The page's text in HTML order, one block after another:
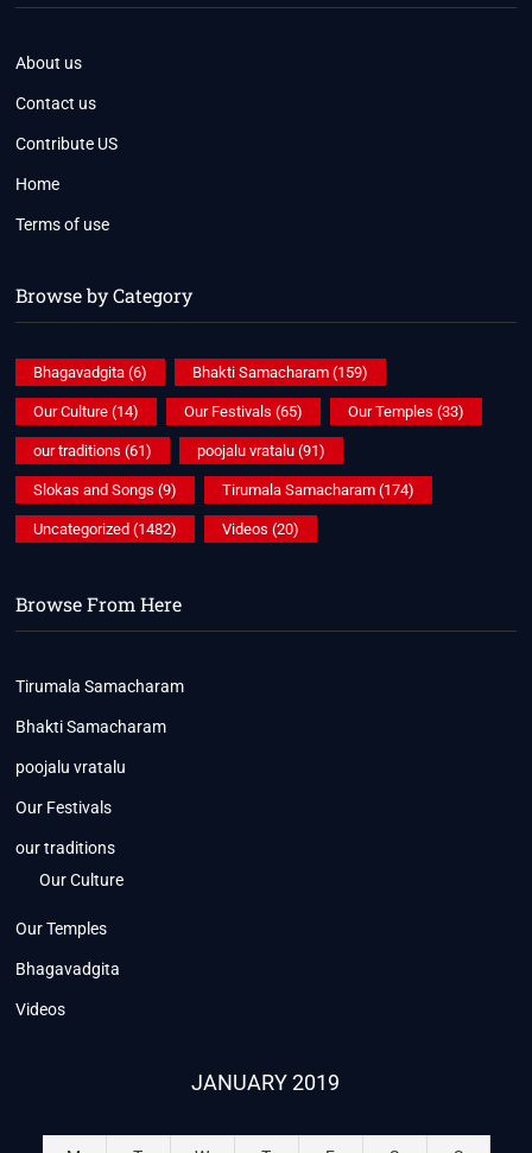
About us
Contact us
Contribute US
Home
Terms of use
Browse by Category
Bhagavadgita (6) Bhakti Samacharam (159)
Our Culture (14) Our Festivals (65) Our Temples (33)
our traditions (61) poojalu vratalu (91)
Slokas and Songs (9) Tirumala Samacharam (174)
Uncategorized (1482) Videos (20)
Browse From Here
Tirumala Samacharam
Bhakti Samacharam
poojalu vratalu
Our Festivals
our traditions
Our Culture
Our Temples
Bhagavadgita
Videos
JANUARY 2019